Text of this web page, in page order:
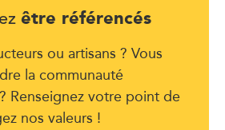
être référencés
ou artisans ? Vous
la communauté
Renseignez votre point de
nos valeurs !